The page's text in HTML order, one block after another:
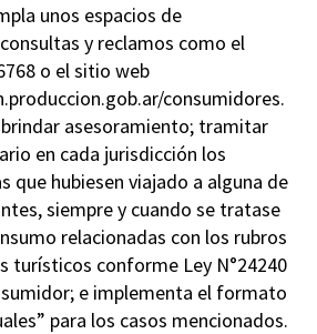
unos espacios de
y reclamos como el
o el sitio web
consumidores.
asesoramiento; tramitar
en cada jurisdicción los
que hubiesen viajado a alguna de
siempre y cuando se tratase
relacionadas con los rubros
turísticos conforme Ley N°24240
e implementa el formato
para los casos mencionados.